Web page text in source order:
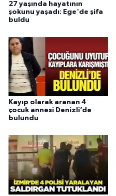
27 yaşında hayatının
şokunu yaşadı: Ege'de şifa
buldu
Kayıp olarak aranan 4
çocuk annesi Denizli’de
bulundu